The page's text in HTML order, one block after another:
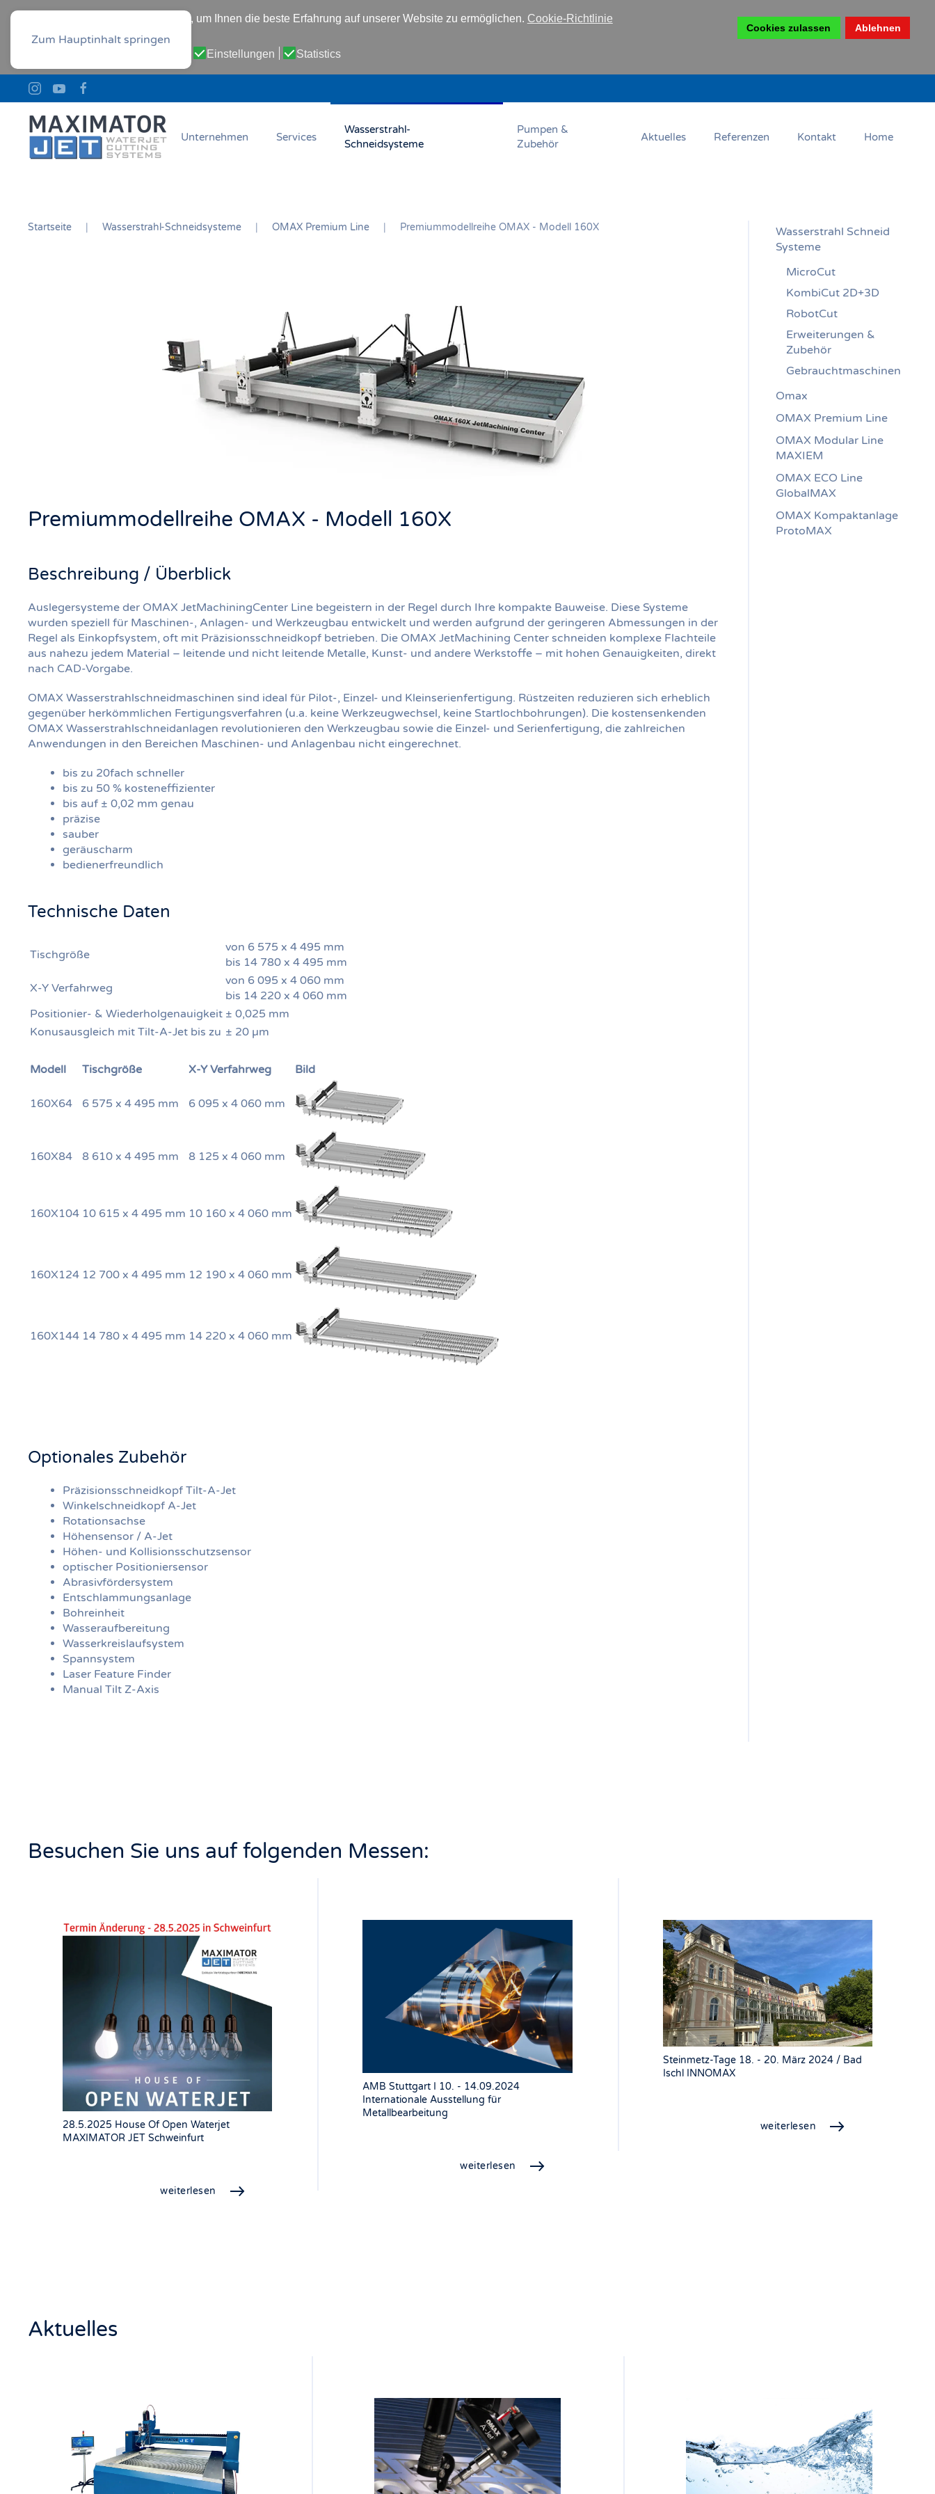
Diese Website verwendet Cookies, um Ihnen die beste Erfahrung auf unserer Website zu ermöglichen. Cookie-Richtlinie
Datenschutz-Bestimmungen
Cookies zulassen Ablehnen
Einstellungen Statistics
Zum Hauptinhalt springen
Unternehmen Services
Wasserstrahl-
Schneidsysteme
Pumpen &
Zubehör
Aktuelles Referenzen Kontakt Home
Startseite Wasserstrahl-Schneidsysteme OMAX Premium Line Premiummodellreihe OMAX - Modell 160X
Premiummodellreihe OMAX - Modell 160X
Beschreibung / Überblick
Auslegersysteme der OMAX JetMachiningCenter Line begeistern in der Regel durch Ihre kompakte Bauweise. Diese Systeme
wurden speziell für Maschinen-, Anlagen- und Werkzeugbau entwickelt und werden aufgrund der geringeren Abmessungen in der
Regel als Einkopfsystem, oft mit Präzisionsschneidkopf betrieben. Die OMAX JetMachining Center schneiden komplexe Flachteile
aus nahezu jedem Material – leitende und nicht leitende Metalle, Kunst- und andere Werkstoffe – mit hohen Genauigkeiten, direkt
nach CAD-Vorgabe.
OMAX Wasserstrahlschneidmaschinen sind ideal für Pilot-, Einzel- und Kleinserienfertigung. Rüstzeiten reduzieren sich erheblich
gegenüber herkömmlichen Fertigungsverfahren (u.a. keine Werkzeugwechsel, keine Startlochbohrungen). Die kostensenkenden
OMAX Wasserstrahlschneidanlagen revolutionieren den Werkzeugbau sowie die Einzel- und Serienfertigung, die zahlreichen
Anwendungen in den Bereichen Maschinen- und Anlagenbau nicht eingerechnet.
bis zu 20fach schneller
bis zu 50 % kosteneffizienter
bis auf ± 0,02 mm genau
präzise
sauber
geräuscharm
bedienerfreundlich
Technische Daten
Tischgröße
von 6 575 x 4 495 mm
bis 14 780 x 4 495 mm
X-Y Verfahrweg
von 6 095 x 4 060 mm
bis 14 220 x 4 060 mm
Positionier- & Wiederholgenauigkeit ± 0,025 mm
Konusausgleich mit Tilt-A-Jet bis zu ± 20 µm
Modell Tischgröße X-Y Verfahrweg Bild
160X64 6 575 x 4 495 mm 6 095 x 4 060 mm
160X84 8 610 x 4 495 mm 8 125 x 4 060 mm
160X104 10 615 x 4 495 mm 10 160 x 4 060 mm
160X124 12 700 x 4 495 mm 12 190 x 4 060 mm
160X144 14 780 x 4 495 mm 14 220 x 4 060 mm
Optionales Zubehör
Präzisionsschneidkopf Tilt-A-Jet
Winkelschneidkopf A-Jet
Rotationsachse
Höhensensor / A-Jet
Höhen- und Kollisionsschutzsensor
optischer Positioniersensor
Abrasivfördersystem
Entschlammungsanlage
Bohreinheit
Wasseraufbereitung
Wasserkreislaufsystem
Spannsystem
Laser Feature Finder
Manual Tilt Z-Axis
Wasserstrahl Schneid
Systeme
MicroCut
KombiCut 2D+3D
RobotCut
Erweiterungen &
Zubehör
Gebrauchtmaschinen
Omax
OMAX Premium Line
OMAX Modular Line
MAXIEM
OMAX ECO Line
GlobalMAX
OMAX Kompaktanlage
ProtoMAX
Besuchen Sie uns auf folgenden Messen:
28.5.2025 House Of Open Waterjet
MAXIMATOR JET Schweinfurt
weiterlesen
AMB Stuttgart I 10. - 14.09.2024
Internationale Ausstellung für
Metallbearbeitung
weiterlesen
Steinmetz-Tage 18. - 20. März 2024 / Bad
Ischl INNOMAX
weiterlesen
Aktuelles